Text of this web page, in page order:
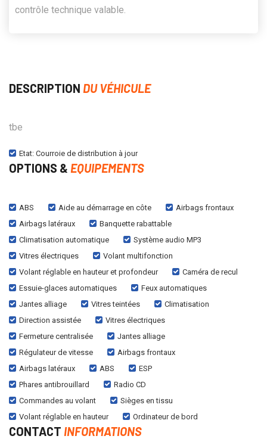
contrôle technique valable.
DESCRIPTION DU VÉHICULE
tbe
Etat: Courroie de distribution à jour
OPTIONS & EQUIPEMENTS
ABS Aide au démarrage en côte
Airbags frontaux
Airbags latéraux
Banquette rabattable
Climatisation automatique
Système audio MP3
Vitres électriques
Volant multifonction
Volant réglable en hauteur et profondeur
Caméra de recul
Essuie-glaces automatiques
Feux automatiques
Jantes alliage
Vitres teintées
Climatisation
Direction assistée
Vitres électriques
Fermeture centralisée
Jantes alliage
Régulateur de vitesse
Airbags frontaux
Airbags latéraux
ABS
ESP
Phares antibrouillard
Radio CD
Commandes au volant
Sièges en tissu
Volant réglable en hauteur
Ordinateur de bord
CONTACT INFORMATIONS